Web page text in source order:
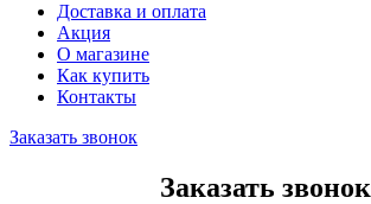
Доставка и оплата
Акция
О магазине
Как купить
Контакты
Заказать звонок
Заказать звонок